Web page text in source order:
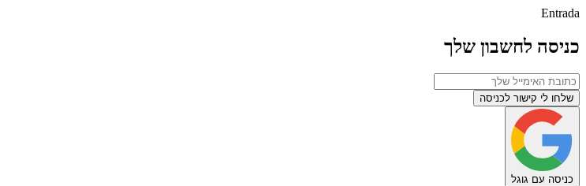
Entrada
כניסה לחשבון שלך
שלחו לי קישור לכניסה
כניסה עם גוגל